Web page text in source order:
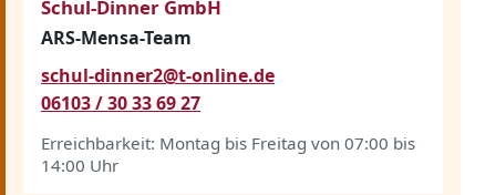
Schul-Dinner GmbH
ARS-Mensa-Team
schul-dinner2@t-online.de
06103 / 30 33 69 27
Erreichbarkeit: Montag bis Freitag von 07:00 bis
14:00 Uhr